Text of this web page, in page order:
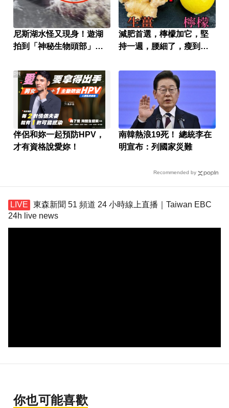
尼斯湖水怪又現身！遊湖
拍到「神秘生物頭部」官
減肥首選，檸檬加它，堅
持一週，腰細了，瘦到你
伴侶和妳一起預防HPV，
才有資格說愛妳！
PR
南韓熱浪19死！ 總統李在
明宣布：列國家災難
Recommended by
東森新聞 51 頻道 24 小時線上直播｜Taiwan EBC
24h live news
你也可能喜歡